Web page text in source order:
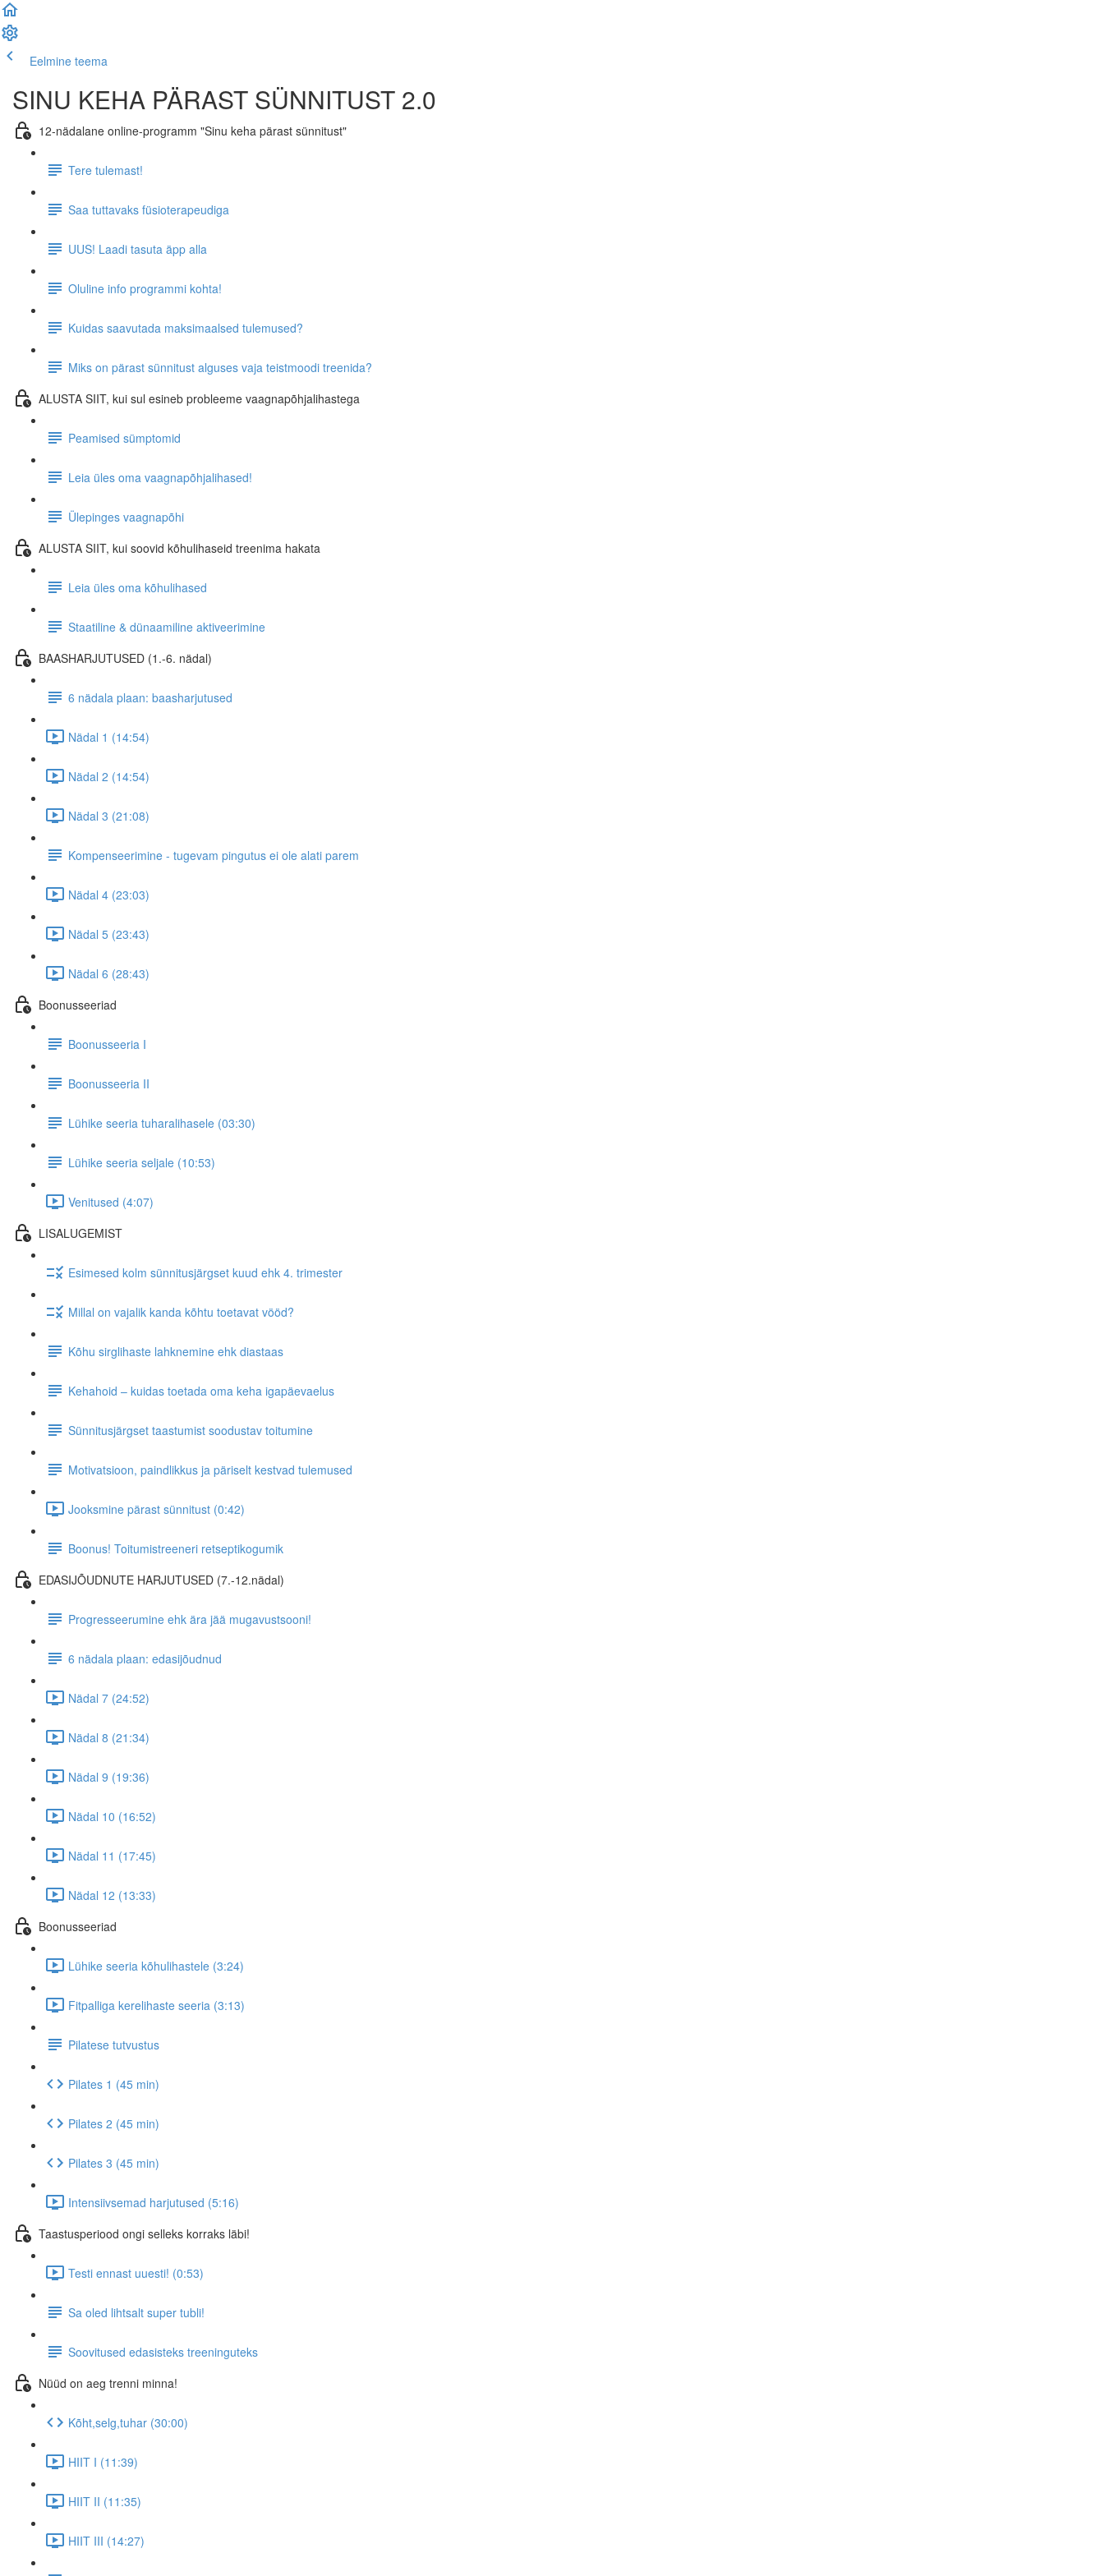
Eelmine teema
SINU KEHA PÄRAST SÜNNITUST 2.0
12-nädalane online-programm "Sinu keha pärast sünnitust"
Tere tulemast!
Saa tuttavaks füsioterapeudiga
UUS! Laadi tasuta äpp alla
Oluline info programmi kohta!
Kuidas saavutada maksimaalsed tulemused?
Miks on pärast sünnitust alguses vaja teistmoodi treenida?
ALUSTA SIIT, kui sul esineb probleeme vaagnapõhjalihastega
Peamised sümptomid
Leia üles oma vaagnapõhjalihased!
Ülepinges vaagnapõhi
ALUSTA SIIT, kui soovid kõhulihaseid treenima hakata
Leia üles oma kõhulihased
Staatiline & dünaamiline aktiveerimine
BAASHARJUTUSED (1.-6. nädal)
6 nädala plaan: baasharjutused
Nädal 1 (14:54)
Nädal 2 (14:54)
Nädal 3 (21:08)
Kompenseerimine - tugevam pingutus ei ole alati parem
Nädal 4 (23:03)
Nädal 5 (23:43)
Nädal 6 (28:43)
Boonusseeriad
Boonusseeria I
Boonusseeria II
Lühike seeria tuharalihasele (03:30)
Lühike seeria seljale (10:53)
Venitused (4:07)
LISALUGEMIST
Esimesed kolm sünnitusjärgset kuud ehk 4. trimester
Millal on vajalik kanda kõhtu toetavat vööd?
Kõhu sirglihaste lahknemine ehk diastaas
Kehahoid – kuidas toetada oma keha igapäevaelus
Sünnitusjärgset taastumist soodustav toitumine
Motivatsioon, paindlikkus ja päriselt kestvad tulemused
Jooksmine pärast sünnitust (0:42)
Boonus! Toitumistreeneri retseptikogumik
EDASIJÕUDNUTE HARJUTUSED (7.-12.nädal)
Progresseerumine ehk ära jää mugavustsooni!
6 nädala plaan: edasijõudnud
Nädal 7 (24:52)
Nädal 8 (21:34)
Nädal 9 (19:36)
Nädal 10 (16:52)
Nädal 11 (17:45)
Nädal 12 (13:33)
Boonusseeriad
Lühike seeria kõhulihastele (3:24)
Fitpalliga kerelihaste seeria (3:13)
Pilatese tutvustus
Pilates 1 (45 min)
Pilates 2 (45 min)
Pilates 3 (45 min)
Intensiivsemad harjutused (5:16)
Taastusperiood ongi selleks korraks läbi!
Testi ennast uuesti! (0:53)
Sa oled lihtsalt super tubli!
Soovitused edasisteks treeninguteks
Nüüd on aeg trenni minna!
Kõht,selg,tuhar (30:00)
HIIT I (11:39)
HIIT II (11:35)
HIIT III (14:27)